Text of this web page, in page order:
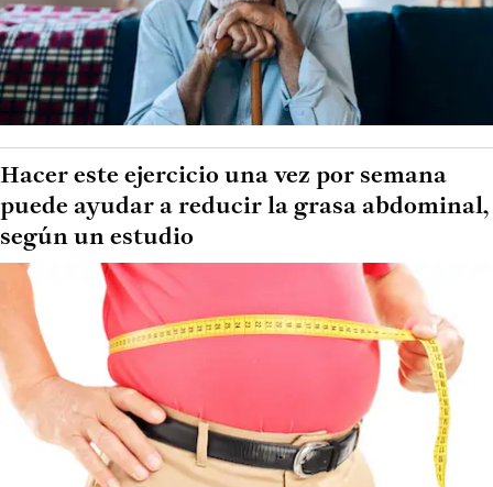
Hacer este ejercicio una vez por semana
puede ayudar a reducir la grasa abdominal,
según un estudio